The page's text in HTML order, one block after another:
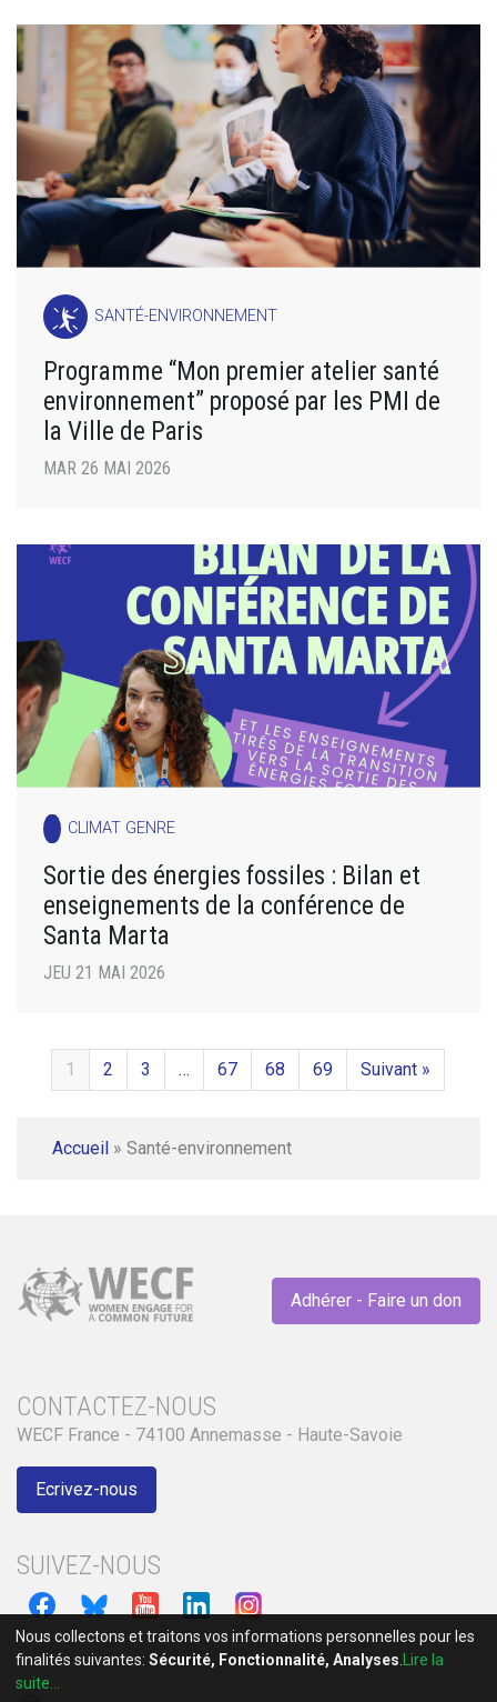
SANTÉ-ENVIRONNEMENT
Programme “Mon premier atelier santé
environnement” proposé par les PMI de
la Ville de Paris
MAR 26 MAI 2026
CLIMAT GENRE
Sortie des énergies fossiles : Bilan et
enseignements de la conférence de
Santa Marta
JEU 21 MAI 2026
1 2 3 … 67 68 69 Suivant »
Accueil » Santé-environnement
Adhérer - Faire un don
CONTACTEZ-NOUS
WECF France - 74100 Annemasse - Haute-Savoie
Ecrivez-nous
SUIVEZ-NOUS
Nous collectons et traitons vos informations personnelles pour les
finalités suivantes: Sécurité, Fonctionnalité, Analyses
Lire la
suite...